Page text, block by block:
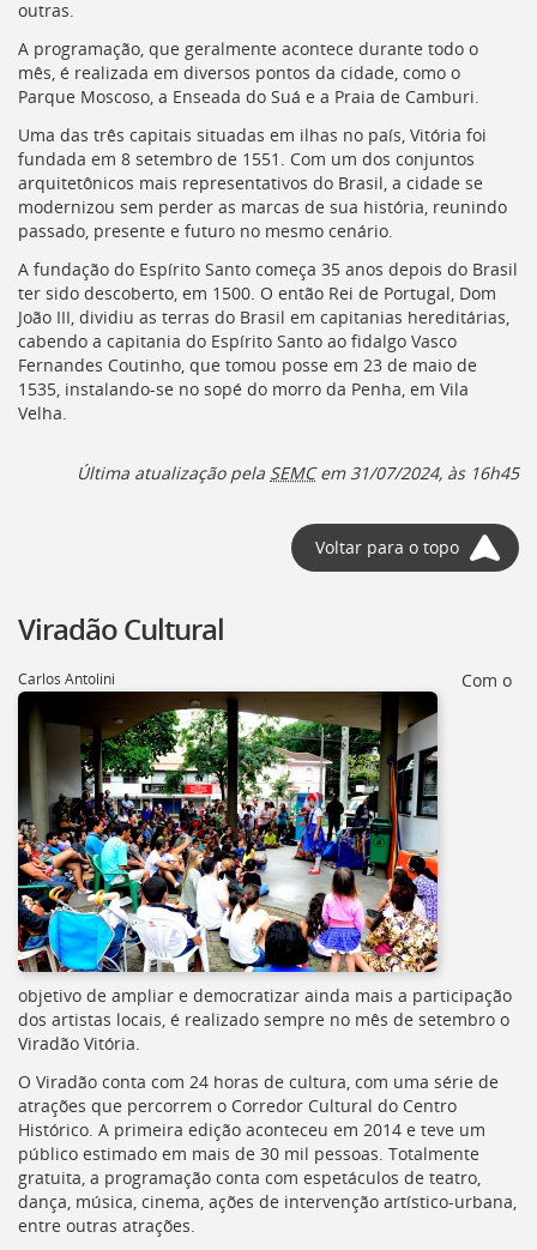
outras.
A programação, que geralmente acontece durante todo o
mês, é realizada em diversos pontos da cidade, como o
Parque Moscoso, a Enseada do Suá e a Praia de Camburi.
Uma das três capitais situadas em ilhas no país, Vitória foi
fundada em 8 setembro de 1551. Com um dos conjuntos
arquitetônicos mais representativos do Brasil, a cidade se
modernizou sem perder as marcas de sua história, reunindo
passado, presente e futuro no mesmo cenário.
A fundação do Espírito Santo começa 35 anos depois do Brasil
ter sido descoberto, em 1500. O então Rei de Portugal, Dom
João III, dividiu as terras do Brasil em capitanias hereditárias,
cabendo a capitania do Espírito Santo ao fidalgo Vasco
Fernandes Coutinho, que tomou posse em 23 de maio de
1535, instalando-se no sopé do morro da Penha, em Vila
Velha.
Última atualização pela SEMCem 31/07/2024, às 16h45
Voltar para o topo
Viradão Cultural
Carlos Antolini Com o
objetivo de ampliar e democratizar ainda mais a participação
dos artistas locais, é realizado sempre no mês de setembro o
Viradão Vitória.
O Viradão conta com 24 horas de cultura, com uma série de
atrações que percorrem o Corredor Cultural do Centro
Histórico. A primeira edição aconteceu em 2014 e teve um
público estimado em mais de 30 mil pessoas. Totalmente
gratuita, a programação conta com espetáculos de teatro,
dança, música, cinema, ações de intervenção artístico-urbana,
entre outras atrações.